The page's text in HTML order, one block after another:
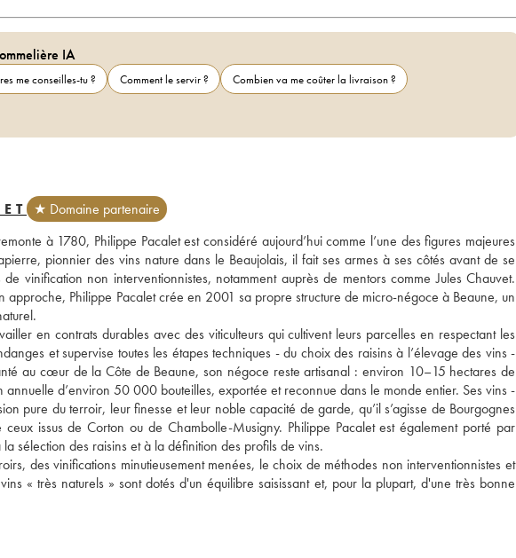
IA
me conseilles-tu ? Comment le servir ?
Combien va me coûter la livraison ?
★ Domaine partenaire
à 1780, Philippe Pacalet est considéré aujourd’hui comme l’une des figures majeures
pionnier des vins nature dans le Beaujolais, il fait ses armes à ses côtés avant de se
vinification non interventionnistes, notamment auprès de mentors comme Jules Chauvet.
approche, Philippe Pacalet crée en 2001 sa propre structure de micro-négoce à Beaune, un
en contrats durables avec des viticulteurs qui cultivent leurs parcelles en respectant les
et supervise toutes les étapes techniques - du choix des raisins à l’élevage des vins -
au cœur de la Côte de Beaune, son négoce reste artisanal : environ 10–15 hectares de
d’environ 50 000 bouteilles, exportée et reconnue dans le monde entier. Ses vins -
pure du terroir, leur finesse et leur noble capacité de garde, qu’il s’agisse de Bourgognes
issus de Corton ou de Chambolle-Musigny. Philippe Pacalet est également porté par
sélection des raisins et à la définition des profils de vins.
des vinifications minutieusement menées, le choix de méthodes non interventionnistes et
« très naturels » sont dotés d'un équilibre saisissant et, pour la plupart, d'une très bonne